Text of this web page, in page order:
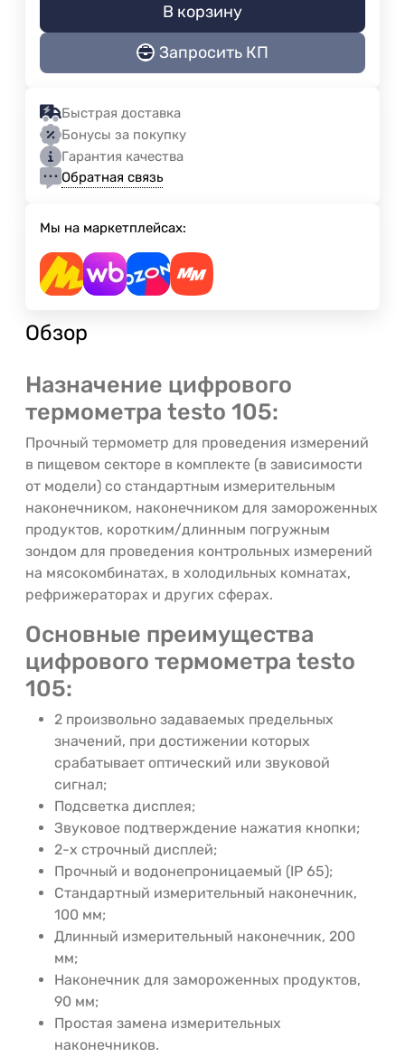
В корзину
Запросить КП
Быстрая доставка
Бонусы за покупку
Гарантия качества
Обратная связь
Мы на маркетплейсах:
Обзор
Назначение цифрового
термометра testo 105:
Прочный термометр для проведения измерений
в пищевом секторе в комплекте (в зависимости
от модели) со стандартным измерительным
наконечником, наконечником для замороженных
продуктов, коротким/длинным погружным
зондом для проведения контрольных измерений
на мясокомбинатах, в холодильных комнатах,
рефрижераторах и других сферах.
Основные преимущества
цифрового термометра testo
105:
2 произвольно задаваемых предельных
значений, при достижении которых
срабатывает оптический или звуковой
сигнал;
Подсветка дисплея;
Звуковое подтверждение нажатия кнопки;
2-х строчный дисплей;
Прочный и водонепроницаемый (IP 65);
Стандартный измерительный наконечник,
100 мм;
Длинный измерительный наконечник, 200
мм;
Наконечник для замороженных продуктов,
90 мм;
Простая замена измерительных
наконечников.